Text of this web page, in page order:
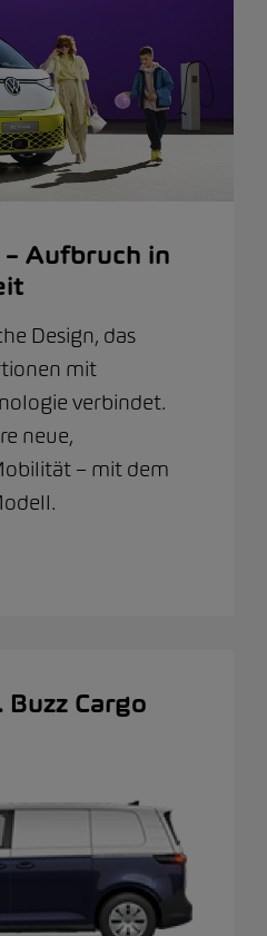
– Aufbruch in
Design, das
mit
verbindet.
neue,
– mit dem
Cargo